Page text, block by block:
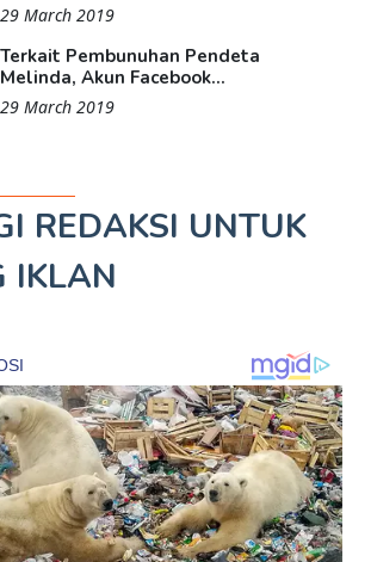
29 March 2019
Terkait Pembunuhan Pendeta
Melinda, Akun Facebook...
29 March 2019
REDAKSI UNTUK
IKLAN